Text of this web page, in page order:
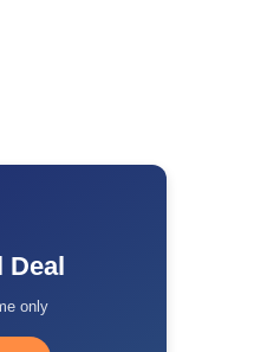
Deal
only